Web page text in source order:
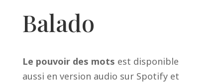
Balado
Le pouvoir des mots est disponible
aussi en version audio sur Spotifyet